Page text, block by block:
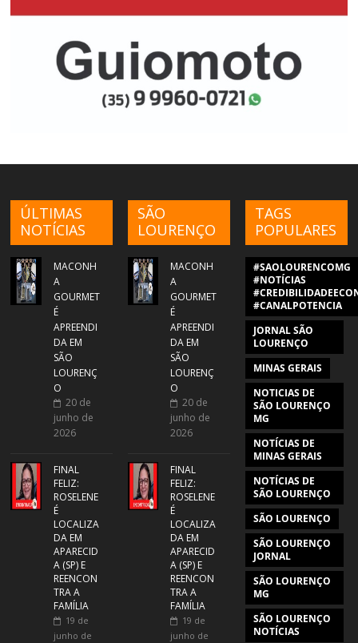
ÚLTIMAS
NOTÍCIAS
MACONH
A
GOURMET
É
APREENDI
DA EM
SÃO
LOURENÇ
O
20 de
junho de
2026
FINAL
FELIZ:
ROSELENE
É
LOCALIZA
DA EM
APARECID
A (SP) E
REENCON
TRA A
FAMÍLIA
19 de
junho de
SÃO
LOURENÇO
MACONH
A
GOURMET
É
APREENDI
DA EM
SÃO
LOURENÇ
O
20 de
junho de
2026
FINAL
FELIZ:
ROSELENE
É
LOCALIZA
DA EM
APARECID
A (SP) E
REENCON
TRA A
FAMÍLIA
19 de
junho de
TAGS
POPULARES
#SAOLOURENCOMG
#NOTÍCIAS
#CANALPOTENCIA
JORNAL SÃO
LOURENÇO
MINAS GERAIS
NOTICIAS DE
SÃO LOURENÇO
MG
NOTÍCIAS DE
MINAS GERAIS
NOTÍCIAS DE
SÃO LOURENÇO
SÃO LOURENÇO
SÃO LOURENÇO
JORNAL
SÃO LOURENÇO
MG
SÃO LOURENÇO
NOTÍCIAS